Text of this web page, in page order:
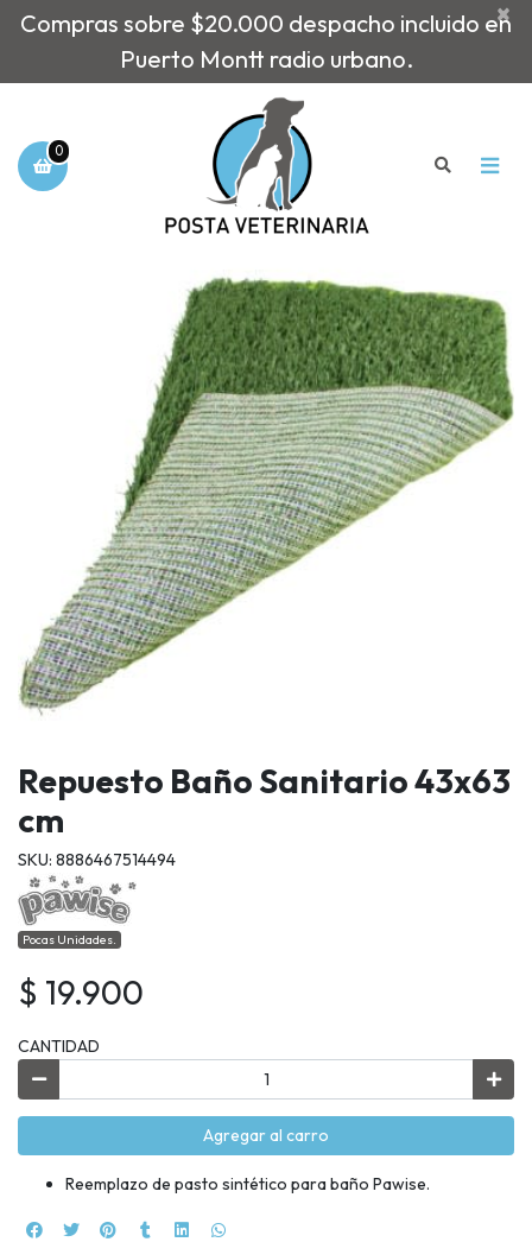
Compras sobre $20.000 despacho incluido en
Puerto Montt radio urbano.
×
0
Repuesto Baño Sanitario 43x63
cm
SKU: 8886467514494
Pocas Unidades.
$ 19.900
CANTIDAD
Agregar al carro
Reemplazo de pasto sintético para baño Pawise.